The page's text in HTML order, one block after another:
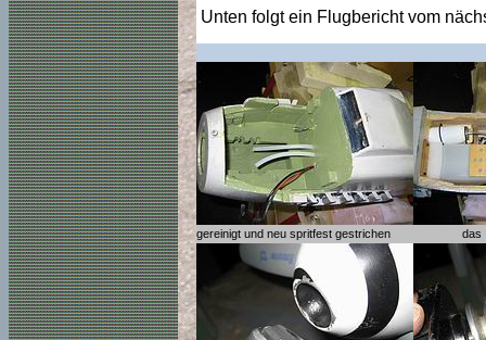
Unten folgt ein Flugbericht vom
gereinigt und neu spritfest gestrichen das